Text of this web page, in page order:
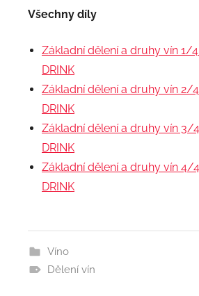
Všechny díly
Základní dělení a druhy vín 1/
DRINK
Základní dělení a druhy vín 2/
DRINK
Základní dělení a druhy vín 3/
DRINK
Základní dělení a druhy vín 4/
DRINK
Víno
Dělení vín